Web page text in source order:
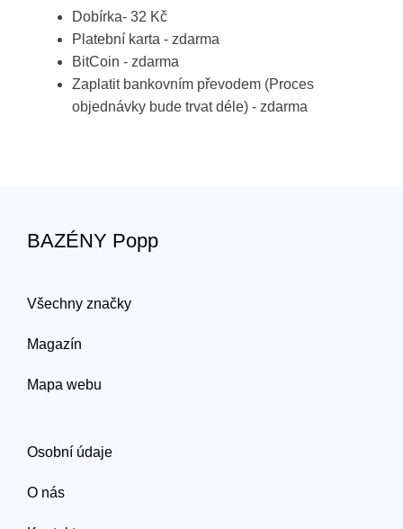
Dobírka- 32 Kč
Platební karta - zdarma
BitCoin - zdarma
Zaplatit bankovním převodem (Proces
objednávky bude trvat déle) - zdarma
BAZÉNY Popp
Všechny značky
Magazín
Mapa webu
Osobní údaje
O nás